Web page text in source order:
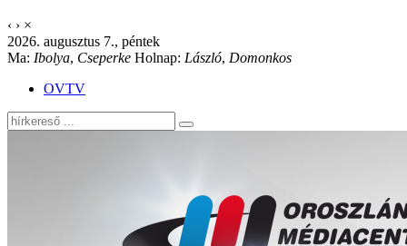
‹ › ×
2026. augusztus 7., péntek
Ma: Ibolya, Cseperke Holnap: László, Domonkos
OVTV